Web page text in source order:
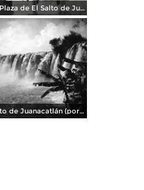
La Plaza de El Salto de Juanacatlan Jalisco.
Salto de Juanacatlán (por William Henry Jackson, c. 1887)